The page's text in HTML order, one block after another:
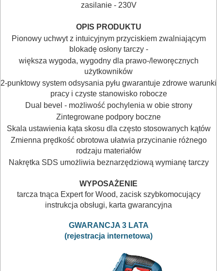
pilarki
tarczowe
piły
do
betonu
komórkowego
szablowe
taśmowe
zasilanie - 230V
OPIS PRODUKTU
Pionowy uchwyt z intuicyjnym przyciskiem zwalniającym
blokadę osłony tarczy -
większa wygoda, wygodny dla prawo-/leworęcznych
użytkowników
2-punktowy system odsysania pyłu gwarantuje zdrowe warunki
pracy i czyste stanowisko robocze
Dual bevel - możliwość pochylenia w obie strony
Zintegrowane podpory boczne
Skala ustawienia kąta skosu dla często stosowanych kątów
Zmienna prędkość obrotowa ułatwia przycinanie różnego
rodzaju materiałów
Nakrętka SDS umożliwia beznarzędziową wymianę tarczy
WYPOSAŻENIE
tarcza tnąca Expert for Wood, zacisk szybkomocujący
instrukcja obsługi, karta gwarancyjna
GWARANCJA 3 LATA
(rejestracja internetowa)